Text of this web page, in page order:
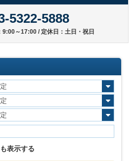
5322-5888
9:00～17:00 / 定休日：土日・祝日
表示する